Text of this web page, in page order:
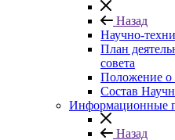
Назад
Научно-
План
совета
Положение о
Состав
Информационные
Назад